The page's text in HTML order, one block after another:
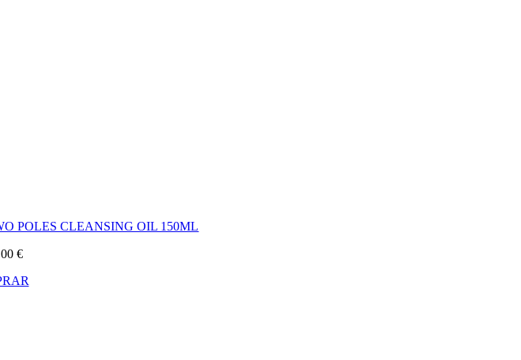
POLES CLEANSING OIL 150ML
€